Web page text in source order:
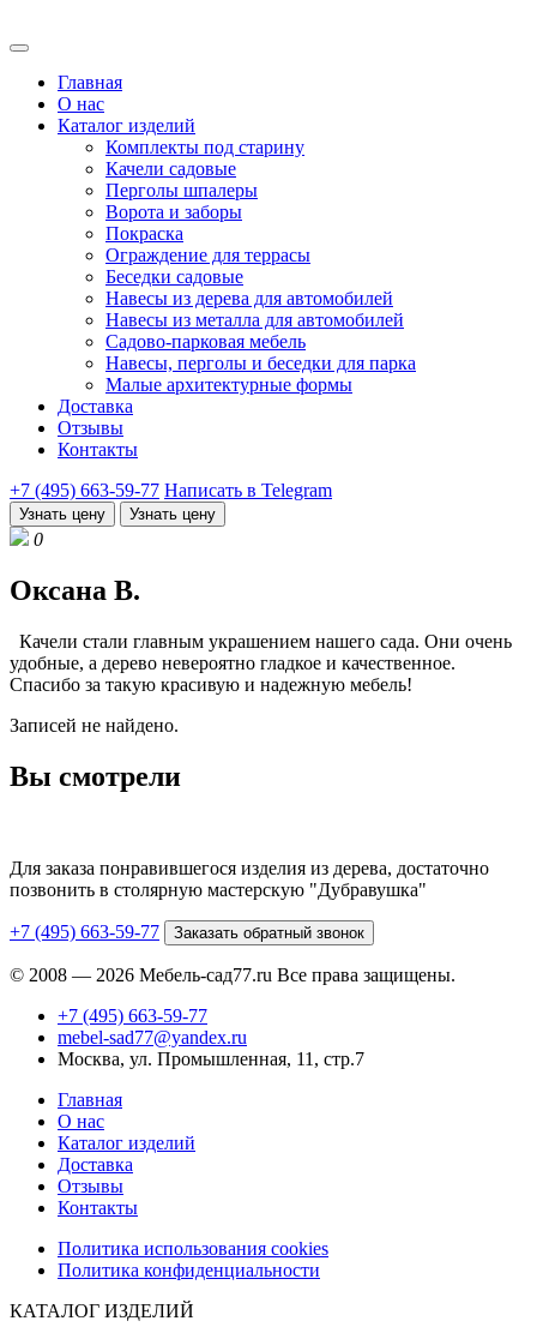
Главная
О нас
Каталог изделий
Комплекты под старину
Качели садовые
Перголы шпалеры
Ворота и заборы
Покраска
Ограждение для террасы
Беседки садовые
Навесы из дерева для автомобилей
Навесы из металла для автомобилей
Садово-парковая мебель
Навесы, перголы и беседки для парка
Малые архитектурные формы
Доставка
Отзывы
Контакты
+7 (495) 663-59-77 Написать в Telegram
Узнать цену Узнать цену
0
Оксана В.
Качели стали главным украшением нашего сада. Они очень
удобные, а дерево невероятно гладкое и качественное.
Спасибо за такую красивую и надежную мебель!
Записей не найдено.
Вы смотрели
Для заказа понравившегося изделия из дерева, достаточно
позвонить в столярную мастерскую "Дубравушка"
+7 (495) 663-59-77 Заказать обратный звонок
© 2008 — 2026 Мебель-сад77.ru Все права защищены.
+7 (495) 663-59-77
mebel-sad77@yandex.ru
Москва, ул. Промышленная, 11, стр.7
Главная
О нас
Каталог изделий
Доставка
Отзывы
Контакты
Политика использования cookies
Политика конфиденциальности
КАТАЛОГ ИЗДЕЛИЙ